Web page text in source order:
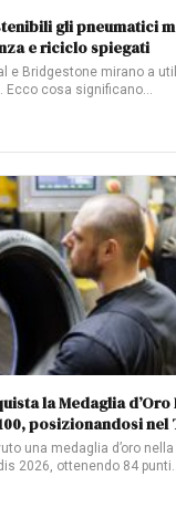
gli pneumatici
e riciclo spiegati
e Bridgestone mirano a
Ecco cosa significano…
la Medaglia d’Oro
posizionandosi nel
una medaglia d’oro
2026, ottenendo 84